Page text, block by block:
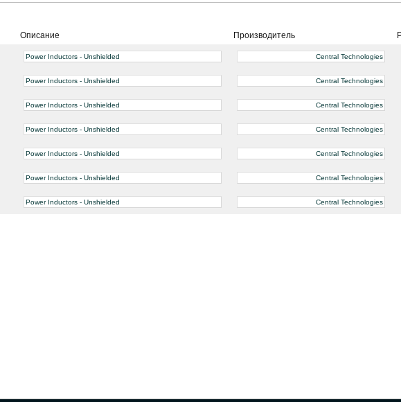
Описание Производитель
Power Inductors - Unshielded Central Technologies
Power Inductors - Unshielded Central Technologies
Power Inductors - Unshielded Central Technologies
Power Inductors - Unshielded Central Technologies
Power Inductors - Unshielded Central Technologies
Power Inductors - Unshielded Central Technologies
Power Inductors - Unshielded Central Technologies